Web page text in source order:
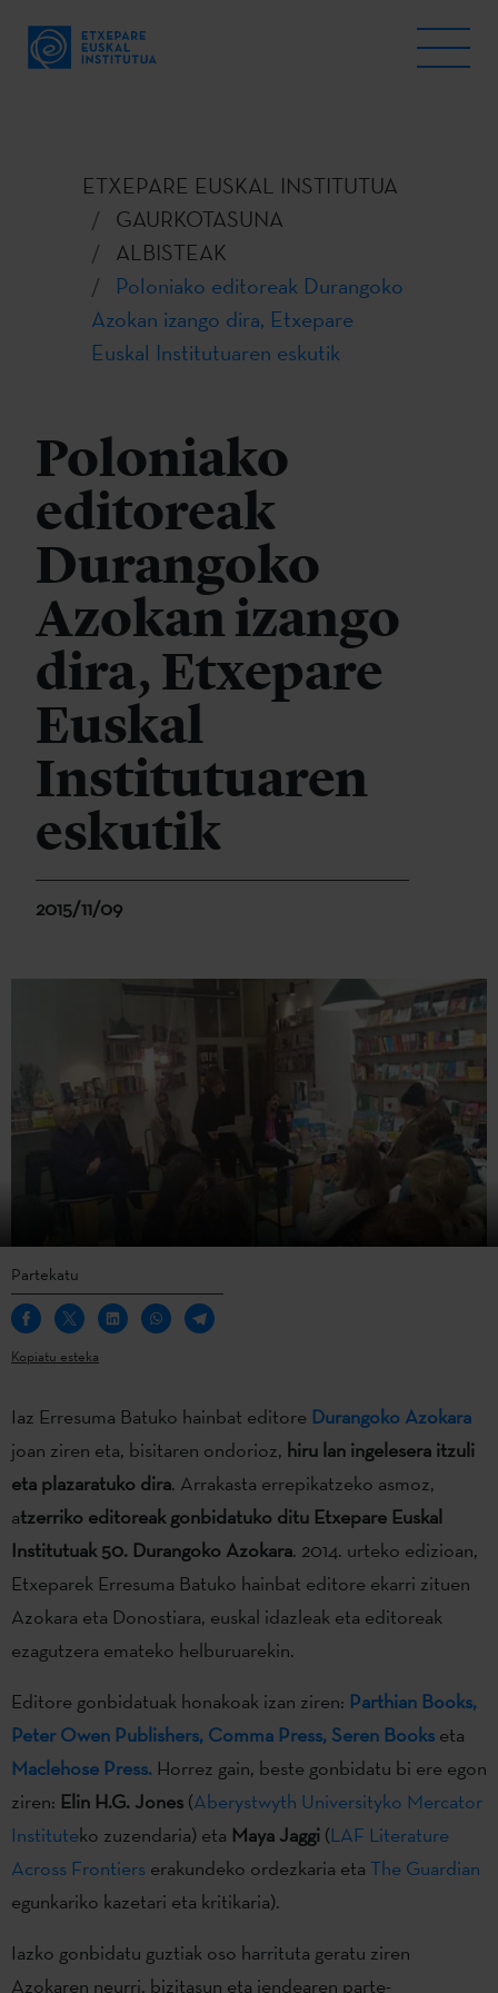
ETXEPARE EUSKAL INSTITUTUA
GAURKOTASUNA
ALBISTEAK
Poloniako editoreak Durangoko
Azokan izango dira, Etxepare
Euskal Institutuaren eskutik
Poloniako
editoreak
Durangoko
Azokan izango
dira, Etxepare
Euskal
Institutuaren
eskutik
2015/11/09
Partekatu
Kopiatu esteka
Iaz Erresuma Batuko hainbat editore Durangoko Azokara
joan ziren eta, bisitaren ondorioz, hiru lan ingelesera itzuli
eta plazaratuko dira. Arrakasta errepikatzeko asmoz,
atzerriko editoreak gonbidatuko ditu Etxepare Euskal
Institutuak50. Durangoko Azokara. 2014. urteko edizioan,
Etxeparek Erresuma Batuko hainbat editore ekarri zituen
Azokara eta Donostiara, euskal idazleak eta editoreak
ezagutzera emateko helburuarekin.
Editore gonbidatuak honakoak izan ziren: Parthian Books,
Peter Owen Publishers, Comma Press,Seren Books eta
Maclehose Press. Horrez gain, beste gonbidatu bi ere egon
ziren: Elin H.G. Jones (Aberystwyth Universityko Mercator
Instituteko zuzendaria) eta Maya Jaggi (LAF Literature
Across Frontiers erakundeko ordezkaria eta The Guardian
egunkariko kazetari eta kritikaria).
Iazko gonbidatu guztiak oso harrituta geratu ziren
Azokaren neurri, bizitasun eta jendearen parte-